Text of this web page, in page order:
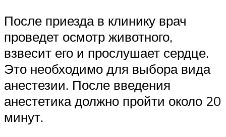
После приезда в клинику врач
проведет осмотр животного,
взвесит его и прослушает сердце.
Это необходимо для выбора вида
анестезии. После введения
анестетика должно пройти около 20
минут.